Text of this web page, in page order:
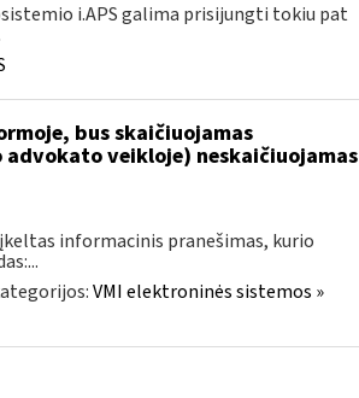
i.APS galima prisijungti tokiu pat
bus skaičiuojamas
veikloje) neskaičiuojamas
informacinis pranešimas, kurio
VMI elektroninės sistemos »